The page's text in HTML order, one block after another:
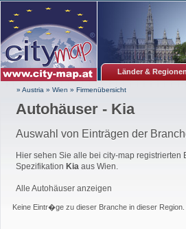
Länder & Regionen
» Austria » Wien » Firmenübersicht
Autohäuser - Kia
Auswahl von Einträgen der
Hier sehen Sie alle bei city-map registrierten
Spezifikation Kia aus Wien.
Alle Autohäuser anzeigen
Keine Eintr�ge zu dieser Branche in dieser Region.